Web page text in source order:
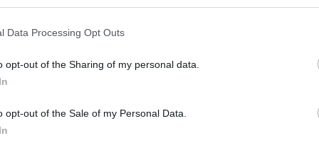
Data Processing Opt Outs
opt-out of the Sharing of my personal data.
opt-out of the Sale of my Personal Data.
Aiškiaregės pranašystė: numatė katastrofišką karo
Kaip atjauninti įvaizdį artėjant prie 60-ies: 10 kirpimų,